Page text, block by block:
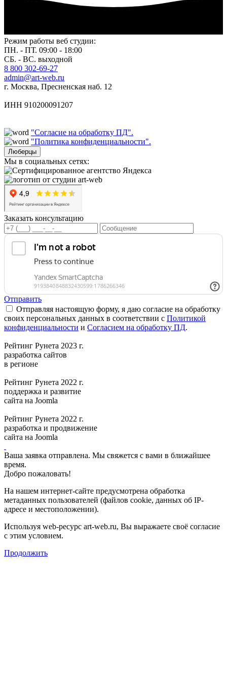
Режим работы веб студии:
ПН. - ПТ. 09:00 - 18:00
СБ. - ВС. выходной
8 800 302-69-27
admin@art-web.ru
г. Москва, Пресненская наб. 12
ИНН 910200091207
"Согласие на обработку ПД".
"Политика конфиденциальности".
Люберцы
Мы в социальных сетях:
Заказать консультацию
Отправить
Отправляя настоящую форму, я даю согласие на обработку
своих персональных данных в соответствии с Политикой
конфиденциальности и Согласием на обработку ПД.
Рейтинг Рунета 2023 г.
разработка сайтов
в регионе
Рейтинг Рунета 2022 г.
поддержка и развитие
сайта на Joomla
Рейтинг Рунета 2022 г.
разработка и продвижение
сайта на Joomla
Ваша заявка отправлена. Мы свяжется с вами в ближайшее
время.
Добро пожаловать!
На нашем интернет-сайте предусмотрена обработка
метаданных пользователей (файлов cookie, данных об IP-
адресе и местоположении).
Используя web-ресурс art-web.ru, Вы выражаете своё согласие
с этим условием.
Продолжить